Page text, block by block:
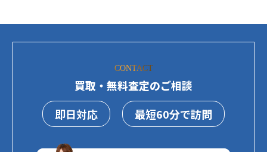
CONTACT
買取・無料査定のご相談
即日対応
最短60分で訪問